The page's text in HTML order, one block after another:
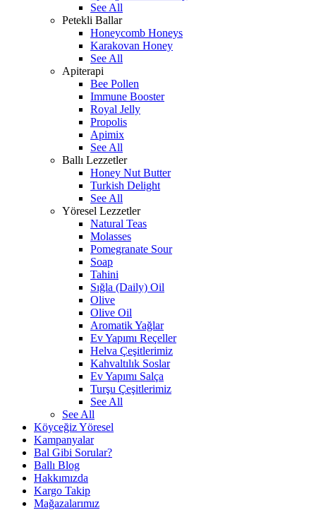
See All
Petekli Ballar
Honeycomb Honeys
Karakovan Honey
See All
Apiterapi
Bee Pollen
Immune Booster
Royal Jelly
Propolis
Apimix
See All
Ballı Lezzetler
Honey Nut Butter
Turkish Delight
See All
Yöresel Lezzetler
Natural Teas
Molasses
Pomegranate Sour
Soap
Tahini
Sığla (Daily) Oil
Olive
Olive Oil
Aromatik Yağlar
Ev Yapımı Reçeller
Helva Çeşitlerimiz
Kahvaltılık Soslar
Ev Yapımı Salça
Turşu Çeşitlerimiz
See All
See All
Köyceğiz Yöresel
Kampanyalar
Bal Gibi Sorular?
Ballı Blog
Hakkımızda
Kargo Takip
Mağazalarımız